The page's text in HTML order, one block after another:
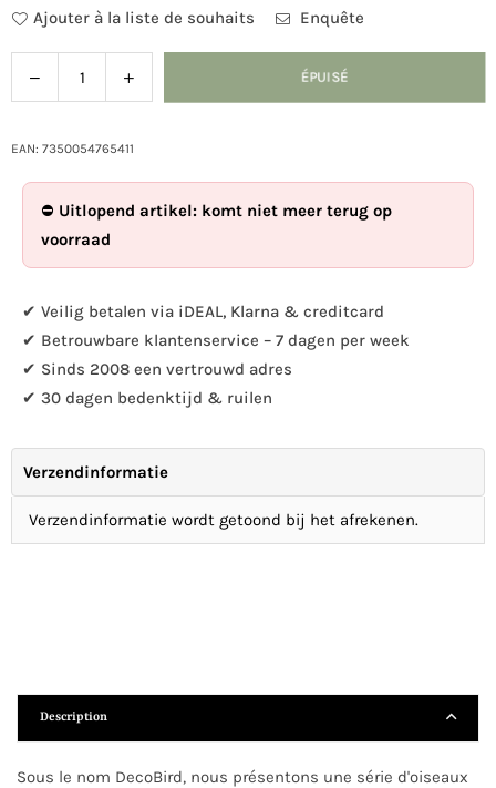
Ajouter à la liste de souhaits Enquête
Diminuer
la
pour
Gros
Chardonneret
Augmenter
la
Gros
ÉPUISÉ
EAN: 7350054765411
⛔ Uitlopend artikel: komt niet meer terug op
voorraad
✔ Veilig betalen via iDEAL, Klarna & creditcard
✔ Betrouwbare klantenservice – 7 dagen per week
✔ Sinds 2008 een vertrouwd adres
✔ 30 dagen bedenktijd & ruilen
Verzendinformatie
Verzendinformatie wordt getoond bij het afrekenen.
Description
Sous le nom DecoBird, nous présentons une série d'oiseaux